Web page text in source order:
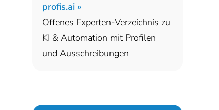
profis.ai »
Offenes Experten-Verzeichnis zu
KI & Automation mit Profilen
und Ausschreibungen